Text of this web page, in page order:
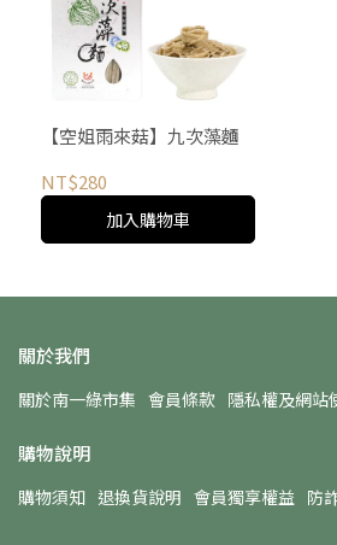
【空姐雨來菇】九次藻麵
NT$280
加入購物車
關於我們
關於南一綠市集 會員條款 隱私權及網站
購物說明
購物須知 退換貨說明 會員獨享權益 防